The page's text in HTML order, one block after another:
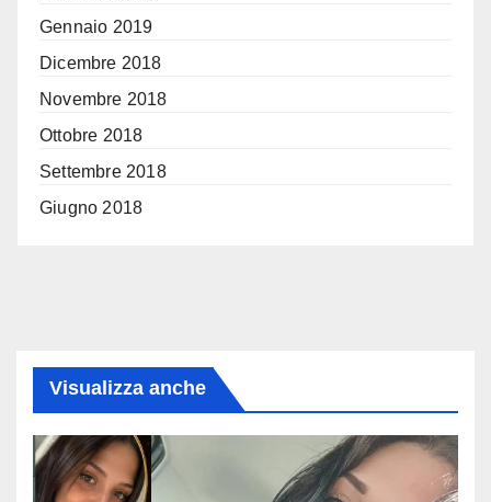
Gennaio 2019
Dicembre 2018
Novembre 2018
Ottobre 2018
Settembre 2018
Giugno 2018
Visualizza anche